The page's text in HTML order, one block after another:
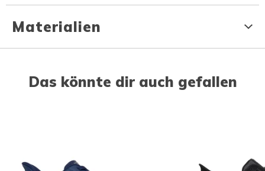
Materialien
Das könnte dir auch gefallen